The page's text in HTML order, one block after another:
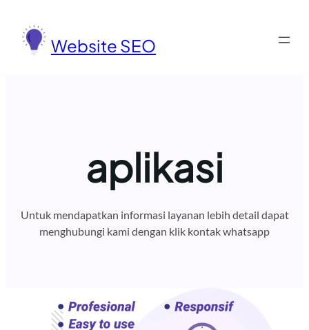
konten
Website SEO
aplikasi
Untuk mendapatkan informasi layanan lebih detail dapat
menghubungi kami dengan klik kontak whatsapp